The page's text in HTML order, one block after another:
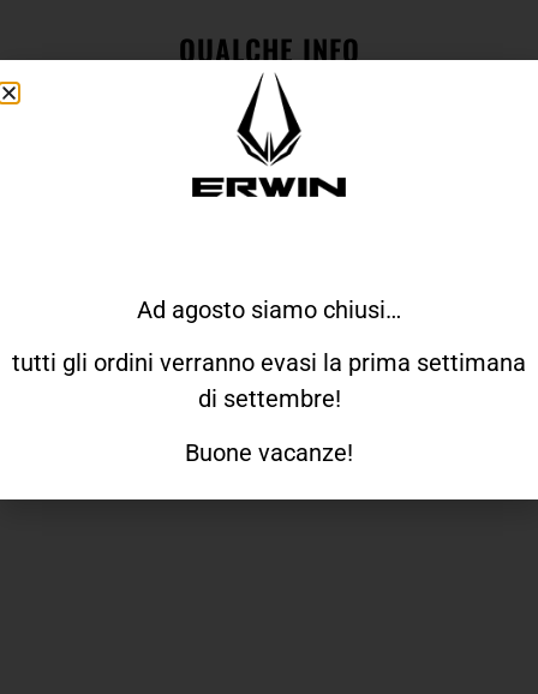
QUALCHE INFO
Quando Ricevo L'ordine?
Ad agosto siamo chiusi…
tutti gli ordini verranno evasi la prima settimana
di settembre!
Buone vacanze!